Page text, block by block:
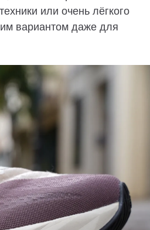
или очень лёгкого
вариантом даже для